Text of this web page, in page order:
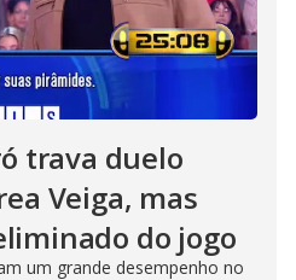
trava duelo
Veiga, mas
do jogo
um grande desempenho no